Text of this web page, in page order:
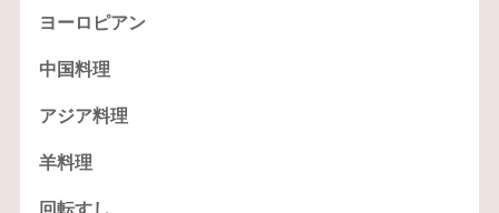
ヨーロピアン
中国料理
アジア料理
羊料理
回転すし